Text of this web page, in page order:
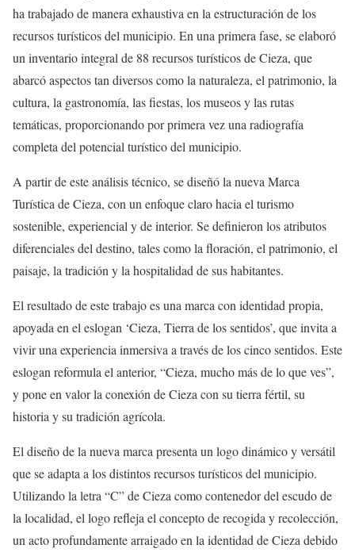
ha trabajado de manera exhaustiva en la estructuración de los
recursos turísticos del municipio. En una primera fase, se elaboró
un inventario integral de 88 recursos turísticos de Cieza, que
abarcó aspectos tan diversos como la naturaleza, el patrimonio, la
cultura, la gastronomía, las fiestas, los museos y las rutas
temáticas, proporcionando por primera vez una radiografía
completa del potencial turístico del municipio.
A partir de este análisis técnico, se diseñó la nueva Marca
Turística de Cieza, con un enfoque claro hacia el turismo
sostenible, experiencial y de interior. Se definieron los atributos
diferenciales del destino, tales como la floración, el patrimonio, el
paisaje, la tradición y la hospitalidad de sus habitantes.
El resultado de este trabajo es una marca con identidad propia,
apoyada en el eslogan ‘Cieza, Tierra de los sentidos’, que invita a
vivir una experiencia inmersiva a través de los cinco sentidos. Este
eslogan reformula el anterior, “Cieza, mucho más de lo que ves”,
y pone en valor la conexión de Cieza con su tierra fértil, su
historia y su tradición agrícola.
El diseño de la nueva marca presenta un logo dinámico y versátil
que se adapta a los distintos recursos turísticos del municipio.
Utilizando la letra “C” de Cieza como contenedor del escudo de
la localidad, el logo refleja el concepto de recogida y recolección,
un acto profundamente arraigado en la identidad de Cieza debido